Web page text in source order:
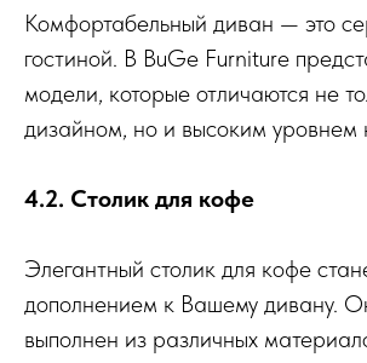
Комфортабельный диван — это
гостиной. В BuGe Furniture
модели, которые отличаются не
дизайном, но и высоким уровнем
4.2. Столик для кофе
Элегантный столик для кофе
дополнением к Вашему дивану.
выполнен из различных